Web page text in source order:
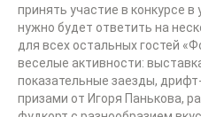
принять участие в конкурсе
нужно будет ответить на
для всех остальных гостей
веселые активности:
показательные заезды,
призами от Игоря Панькова,